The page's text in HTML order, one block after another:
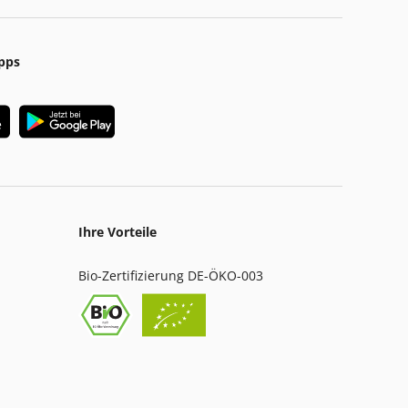
Ihre Vorteile
Bio-Zertifizierung DE-ÖKO-003